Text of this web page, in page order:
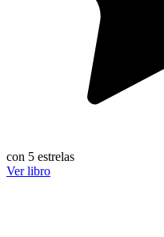
con 5 estrelas
Ver libro